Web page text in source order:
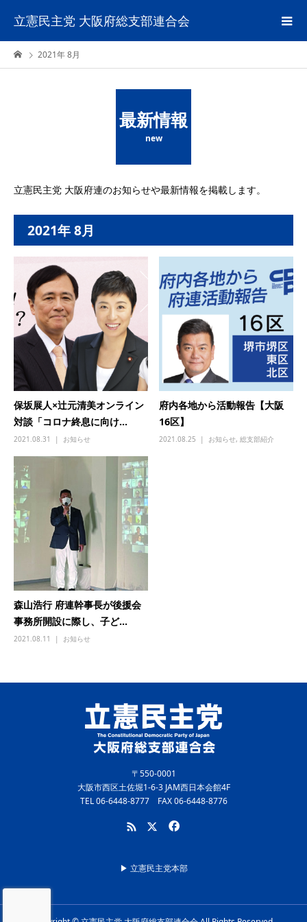
立憲民主党 大阪府総支部連合会
2021年 8月
最新情報
new
立憲民主党 大阪府連のお知らせや最新情報を掲載します。
2021年 8月
保坂展人×辻元清美オンライン
対談「コロナ終息に向け...
2021.08.31 お知らせ
府内各地から活動報告【大阪
16区】
2021.08.25 お知らせ, 総支部紹介
森山浩行 府連幹事長が後援会
事務所開設に際し、子ど...
2021.08.11 お知らせ
〒550-0001
大阪市西区土佐堀1-6-3 JAM西日本会館4F
TEL 06-6448-8777 FAX 06-6448-8776
▶︎ 立憲民主党本部